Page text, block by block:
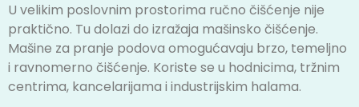
U velikim poslovnim prostorima ručno čišćenje nije
praktično. Tu dolazi do izražaja mašinsko čišćenje.
Mašine za pranje podova omogućavaju brzo, temeljno
i ravnomerno čišćenje. Koriste se u hodnicima, tržnim
centrima, kancelarijama i industrijskim halama.